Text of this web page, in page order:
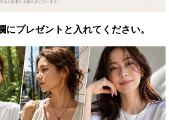
プレゼントと入れてください。